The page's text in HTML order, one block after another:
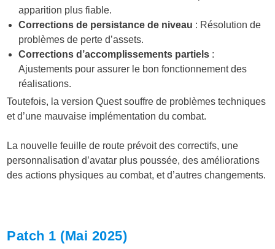
apparition plus fiable.
Corrections de persistance de niveau : Résolution de
problèmes de perte d’assets.
Corrections d’accomplissements partiels :
Ajustements pour assurer le bon fonctionnement des
réalisations.
Toutefois, la version Quest souffre de problèmes techniques
et d’une mauvaise implémentation du combat.
La nouvelle feuille de route prévoit des correctifs, une
personnalisation d’avatar plus poussée, des améliorations
des actions physiques au combat, et d’autres changements.
Patch 1 (Mai 2025)